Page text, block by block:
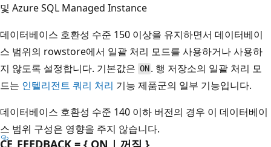
및 Azure SQL Managed Instance
데이터베이스 호환성 수준 150 이상을 유지하면서 데이터베이
스 범위의 rowstore에서 일괄 처리 모드를 사용하거나 사용하
지 않도록 설정합니다. 기본값은 ON . 행 저장소의 일괄 처리 모
드는 인텔리전트 쿼리 처리 기능 제품군의 일부 기능입니다.
데이터베이스 호환성 수준 140 이하 버전의 경우 이 데이터베이
스 범위 구성은 영향을 주지 않습니다.
CE_FEEDBACK = { ON | 꺼짐 }